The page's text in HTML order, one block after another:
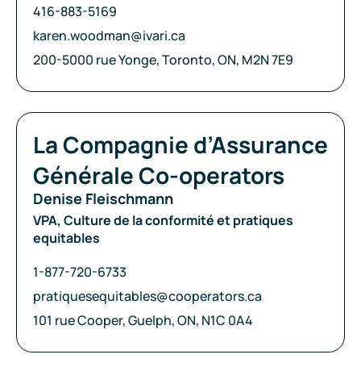
Téléphone:
416-883-5169
Courriel:
karen.woodman@ivari.ca
Adresse:
200-5000 rue Yonge, Toronto, ON, M2N 7E9
Compagnie:
La Compagnie d’Assurance
Générale Co-operators
Denise Fleischmann
VPA, Culture de la conformité et pratiques
equitables
Téléphone:
1-877-720-6733
Courriel:
pratiquesequitables@cooperators.ca
Adresse:
101 rue Cooper, Guelph, ON, N1C 0A4